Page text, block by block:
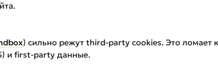
) сильно режут third-party cookies. Это ломает
и first-party данные.